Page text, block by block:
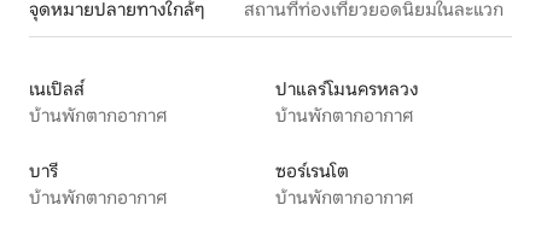
จุดหมายปลายทางใกล้ๆ สถานที่ท่องเที่ยวยอดนิยมในละแวก
เนเปิลส์
บ้านพักตากอากาศ
ปาแลร์โมนครหลวง
บ้านพักตากอากาศ
บารี
บ้านพักตากอากาศ
ซอร์เรนโต
บ้านพักตากอากาศ